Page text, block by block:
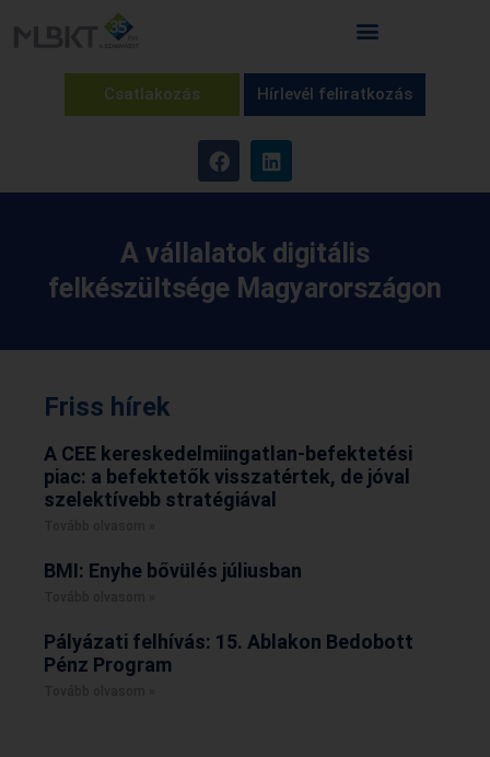
Csatlakozás Hírlevél feliratkozás
A vállalatok digitális
felkészültsége Magyarországon
Friss hírek
A CEE kereskedelmiingatlan-befektetési
piac: a befektetők visszatértek, de jóval
szelektívebb stratégiával
BMI: Enyhe bővülés júliusban
Pályázati felhívás: 15. Ablakon Bedobott
Pénz Program